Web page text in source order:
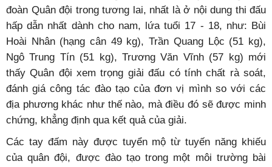
đoàn Quân đội trong tương lai, nhất là ở nội dung thi đấu
hấp dẫn nhất dành cho nam, lứa tuổi 17 - 18, như: Bùi
Hoài Nhân (hạng cân 49 kg), Trần Quang Lộc (51 kg),
Ngô Trung Tín (51 kg), Trương Văn Vĩnh (57 kg) mới
thấy Quân đội xem trọng giải đấu có tính chất rà soát,
đánh giá công tác đào tạo của đơn vị mình so với các
địa phương khác như thế nào, mà điều đó sẽ được minh
chứng, khẳng định qua kết quả của giải.
Các tay đấm này được tuyển mộ từ tuyến năng khiếu
của quân đội, được đào tạo trong một môi trường bài